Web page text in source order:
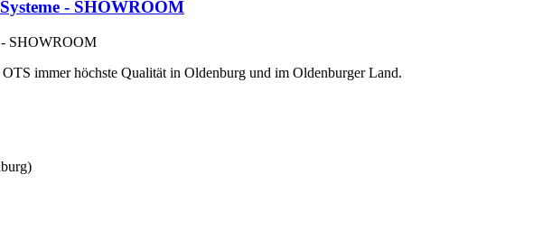
immer höchste Qualität in Oldenburg und im Oldenburger Land.